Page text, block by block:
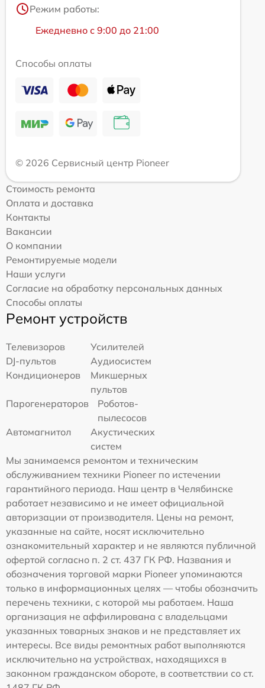
Режим работы:
Ежедневно с 9:00 до 21:00
Способы оплаты
© 2026 Сервисный центр Pioneer
Стоимость ремонта
Оплата и доставка
Контакты
Вакансии
О компании
Ремонтируемые модели
Наши услуги
Согласие на обработку персональных данных
Способы оплаты
Ремонт устройств
Телевизоров
Усилителей
DJ-пультов
Аудиосистем
Кондиционеров
Микшерных
пультов
Парогенераторов
Роботов-
пылесосов
Автомагнитол
Акустических
систем
Мы занимаемся ремонтом и техническим
обслуживанием техники Pioneer по истечении
гарантийного периода. Наш центр в Челябинске
работает независимо и не имеет официальной
авторизации от производителя. Цены на ремонт,
указанные на сайте, носят исключительно
ознакомительный характер и не являются публичной
офертой согласно п. 2 ст. 437 ГК РФ. Названия и
обозначения торговой марки Pioneer упоминаются
только в информационных целях — чтобы обозначить
перечень техники, с которой мы работаем. Наша
организация не аффилирована с владельцами
указанных товарных знаков и не представляет их
интересы. Все виды ремонтных работ выполняются
исключительно на устройствах, находящихся в
законном гражданском обороте, в соответствии со ст.